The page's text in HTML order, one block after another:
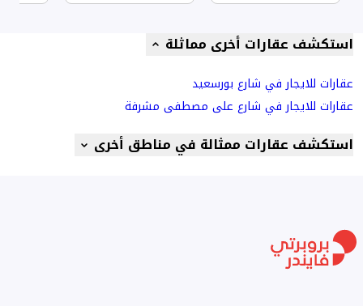
استكشف عقارات أخرى مماثلة
عقارات للايجار في شارع بورسعيد
عقارات للايجار في شارع على مصطفى مشرفة
استكشف عقارات ممثالة في مناطق أخرى